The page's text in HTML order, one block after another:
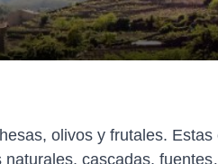
olivos y frutales.
naturales, cascadas,